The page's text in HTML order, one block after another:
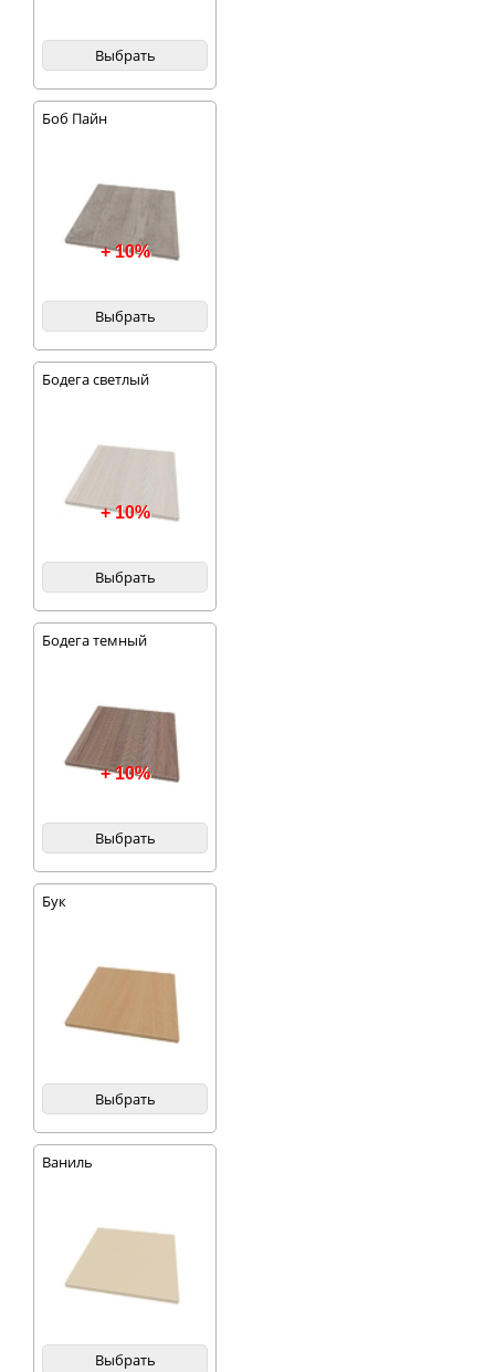
Выбрать
Боб Пайн
+ 10%
Выбрать
Бодега светлый
+ 10%
Выбрать
Бодега темный
+ 10%
Выбрать
Бук
Выбрать
Ваниль
Выбрать